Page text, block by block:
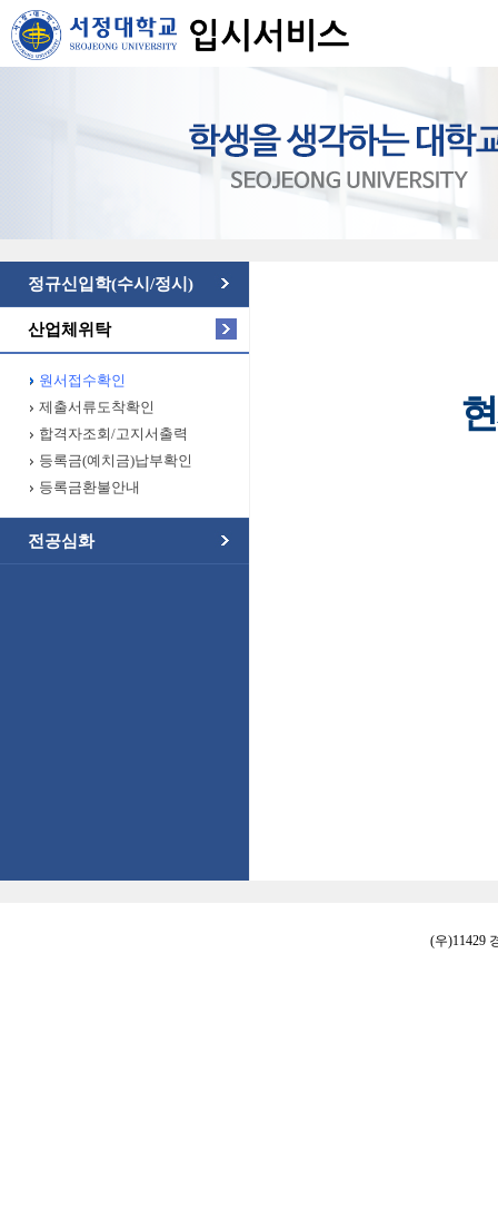
정규신입학(수시/정시)
산업체위탁
원서접수확인
제출서류도착확인
합격자조회/고지서출력
등록금(예치금)납부확인
등록금환불안내
전공심화
(우)11429